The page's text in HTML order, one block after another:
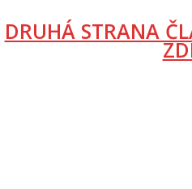
DRUHÁ STRANA